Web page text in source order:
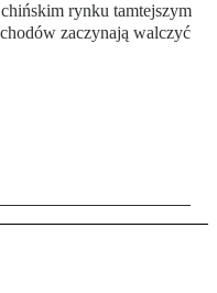
rynku tamtejszym
zaczynają walczyć